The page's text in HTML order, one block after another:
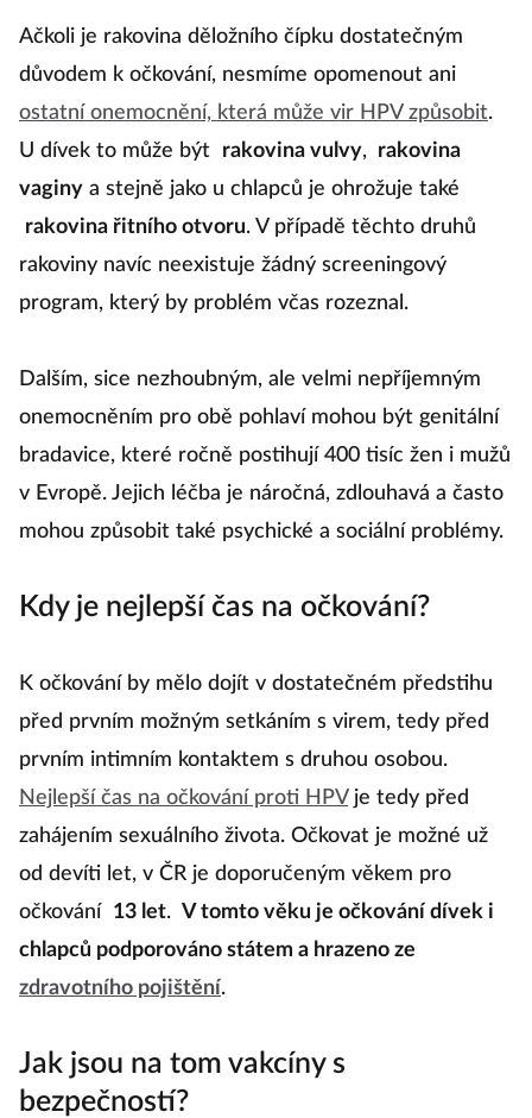
Ačkoli je rakovina děložního čípku dostatečným
důvodem k očkování, nesmíme opomenout ani
ostatní onemocnění, která může vir HPV způsobit.
U dívek to může být
rakovina vulvy, rakovina
vaginy a stejně jako u chlapců je ohrožuje také
rakovina řitního otvoru. V případě těchto druhů
rakoviny navíc neexistuje žádný screeningový
program, který by problém včas rozeznal.
Dalším, sice nezhoubným, ale velmi nepříjemným
onemocněním pro obě pohlaví mohou být genitální
bradavice, které ročně postihují 400 tisíc žen i mužů
v Evropě. Jejich léčba je náročná, zdlouhavá a často
mohou způsobit také psychické a sociální problémy.
Kdy je nejlepší čas na očkování?
K očkování by mělo dojít v dostatečném předstihu
před prvním možným setkáním s virem, tedy před
prvním intimním kontaktem s druhou osobou.
Nejlepší čas na očkování proti HPVje tedy před
zahájením sexuálního života. Očkovat je možné už
od devíti let, v ČR je doporučeným věkem pro
očkování
13 let. V tomto věku je očkování dívek i
chlapců podporováno státem a hrazeno ze
zdravotního pojištění.
Jak jsou na tom vakcíny s
bezpečností?